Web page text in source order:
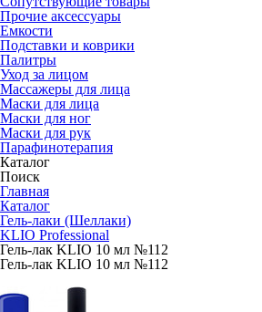
Прочие аксессуары
Емкости
Подставки и коврики
Палитры
Уход за лицом
Массажеры для лица
Маски для лица
Маски для ног
Маски для рук
Парафино­терапия
Каталог
Поиск
Главная
Каталог
Гель-лаки (Шеллаки)
KLIO Professional
Гель-лак KLIO 10 мл №112
Гель-лак KLIO 10 мл №112